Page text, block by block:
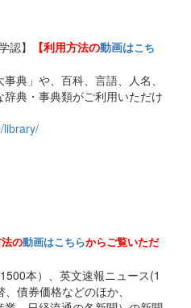
認】
【利用方法の動画はこち
典」や、百科、言語、人名、
典・事典類がご利用いただけ
library/
法の動画はこちらからご覧いただ
本）、英文速報ニュース(1
債券価格などのほか、